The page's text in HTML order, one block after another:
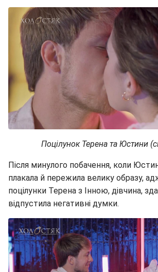
Поцілунок Терена та Юстини
Після минулого побачення, коли
плакала й пережила велику образу,
поцілунки Терена з Інною, дівчина,
відпустила негативні думки.